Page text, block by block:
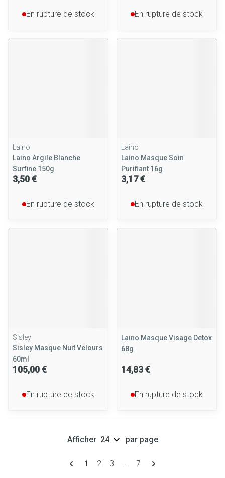
En rupture de stock En rupture de stock
Laino
Laino Argile Blanche
Surfine 150g
3,50 €
En rupture de stock
Laino
Laino Masque Soin
Purifiant 16g
3,17 €
En rupture de stock
Sisley
Sisley Masque Nuit Velours
60ml
105,00 €
En rupture de stock
Laino Masque Visage Detox
68g
14,83 €
En rupture de stock
Pages
Vous lisez actuellement la page
1 Page
2 Page
3 ... Page
7
Afficher par page